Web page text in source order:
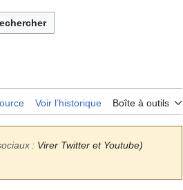
Voir l’historique Boîte à outils
: Virer Twitter et Youtube)